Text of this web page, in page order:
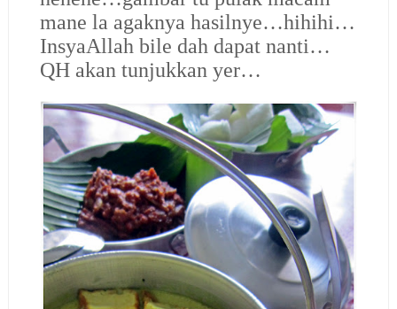
mane la agaknya hasilnye…hihihi…
InsyaAllah bile dah dapat nanti…
QH akan tunjukkan yer…